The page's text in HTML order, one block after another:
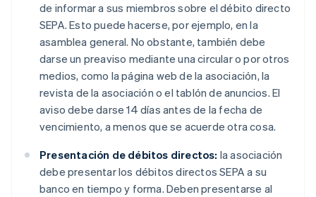
de informar a sus miembros sobre el débito directo
SEPA. Esto puede hacerse, por ejemplo, en la
asamblea general. No obstante, también debe
darse un preaviso mediante una circular o por otros
medios, como la página web de la asociación, la
revista de la asociación o el tablón de anuncios. El
aviso debe darse 14 días antes de la fecha de
vencimiento, a menos que se acuerde otra cosa.
Presentación de débitos directos: la asociación
debe presentar los débitos directos SEPA a su
banco en tiempo y forma. Deben presentarse al